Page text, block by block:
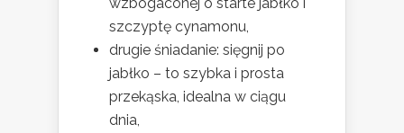
szczyptę cynamonu,
drugie śniadanie: sięgnij po
jabłko – to szybka i prosta
przekąska, idealna w ciągu
dnia,